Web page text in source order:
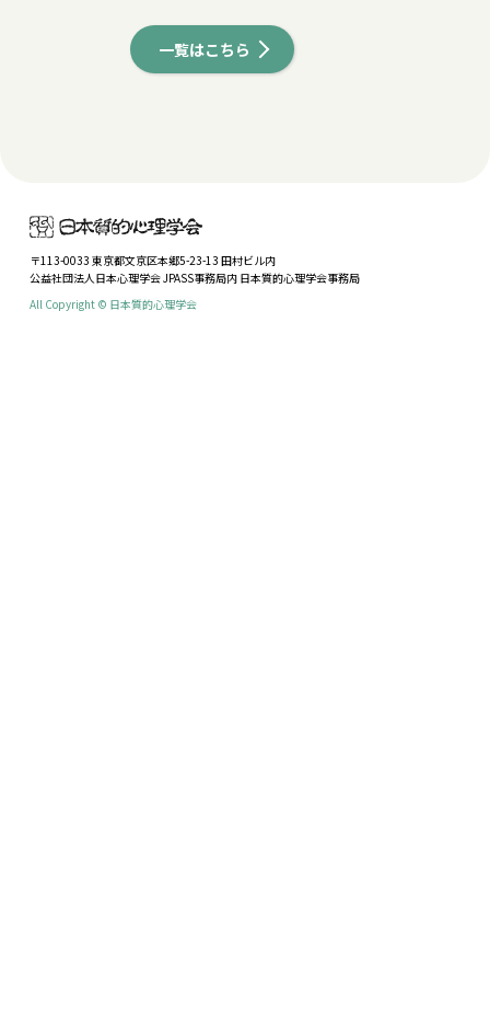
一覧はこちら
〒113-0033 東京都文京区本郷5-23-13 田村ビル内
公益社団法人日本心理学会 JPASS事務局内 日本質的心理学会事務局
All Copyright © 日本質的心理学会